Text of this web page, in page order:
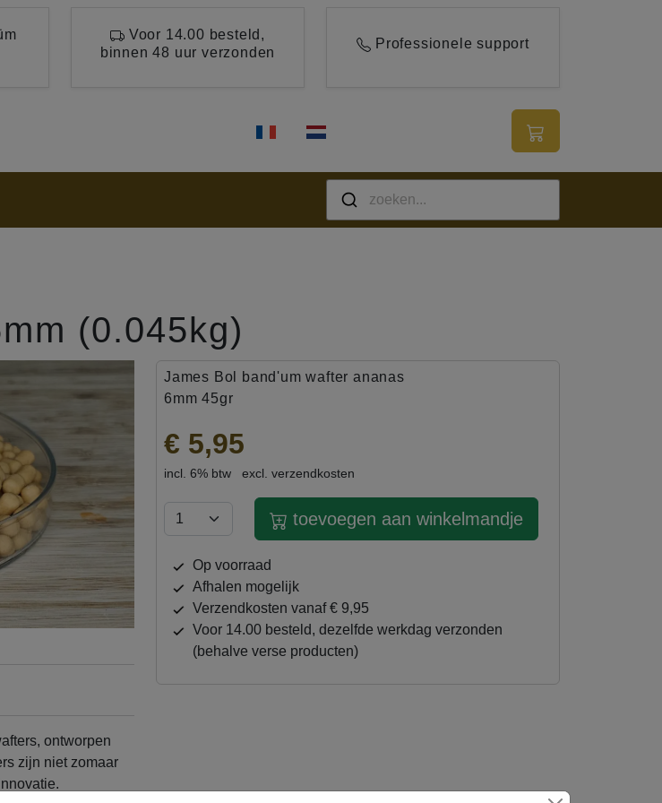
Voor 14.00 besteld,
binnen 48 uur verzonden
Professionele support
(0.045kg)
(0.045kg)
ontworpen
zijn niet zomaar
James Bol band'um wafter ananas
6mm 45gr
€ 5,95
incl. 6% btw excl. verzendkosten
toevoegen aan winkelmandje
op voorraad
afhalen mogelijk
verzendkosten vanaf € 9,95
Voor 14.00 besteld, dezelfde werkdag verzonden
(behalve verse producten)